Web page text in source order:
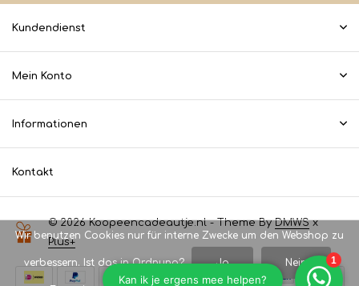
Kundendienst
Mein Konto
Informationen
Kontakt
© 2026 Koopeencadeautje.nl - Theme ByDMWSx
Plus+
Wir benutzen Cookies nur für interne Zwecke um den Webshop zu
verbessern. Ist das in Ordnung? Ja Nein